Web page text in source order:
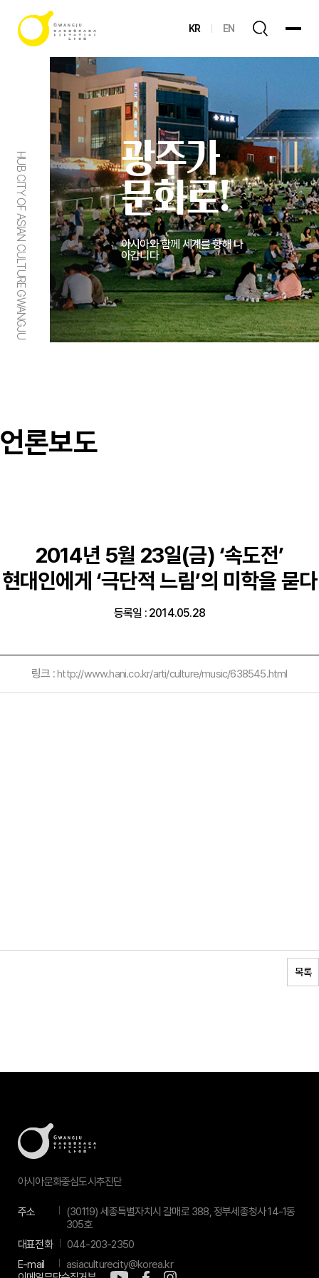
KR EN
HUB CITY OF ASIAN CULTURE GWANGJU
광주가
문화로!
아시아와 함께 세계를 향해 나
아갑니다
언론보도
2014년 5월 23일(금) ‘속도전’
현대인에게 ‘극단적 느림’의 미학을 묻다
등록일 : 2014.05.28
링크 :http://www.hani.co.kr/arti/culture/music/638545.html
목록
아시아문화중심도시추진단
주소
(30119) 세종특별자치시 갈매로 388, 정부세종청사 14-1동
305호
대표전화
044-203-2350
E-mail
asiaculturecity@korea.kr